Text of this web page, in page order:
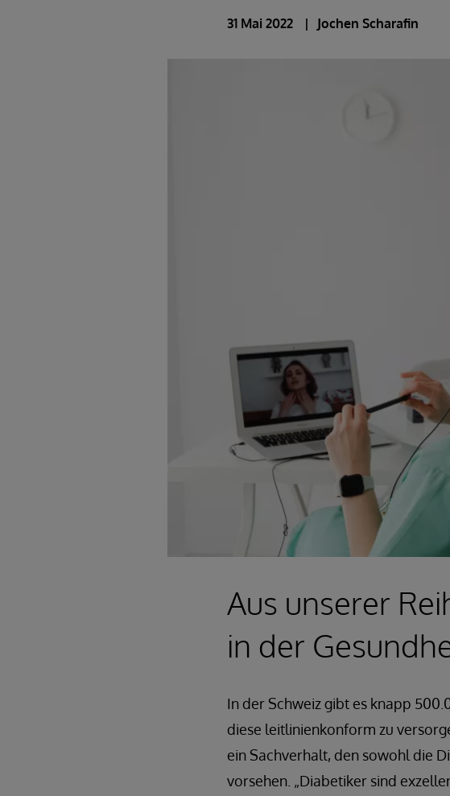
31 Mai 2022 Jochen Scharafin
Aus unserer
in der
In der Schweiz gibt es knapp
diese leitlinienkonform zu
ein Sachverhalt, den sowohl die
vorsehen. „Diabetiker sind